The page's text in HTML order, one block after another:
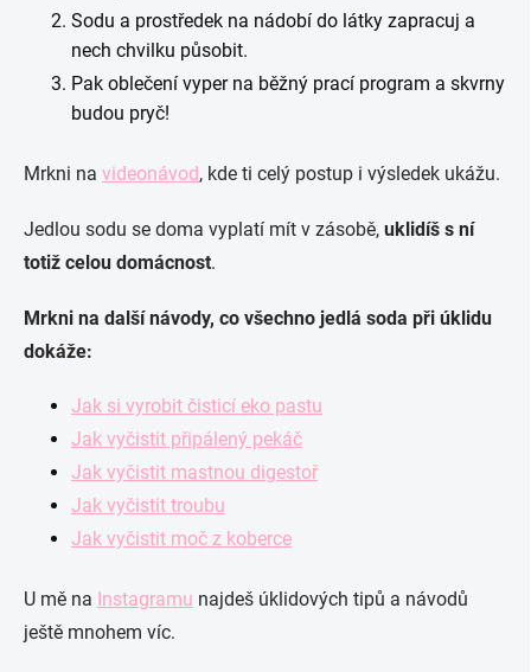
Sodu a prostředek na nádobí do látky zapracuj a
nech chvilku působit.
Pak oblečení vyper na běžný prací program a skvrny
budou pryč!
Mrkni na videonávod, kde ti celý postup i výsledek ukážu.
Jedlou sodu se doma vyplatí mít v zásobě, uklidíš s ní
totiž celou domácnost.
Mrkni na další návody, co všechno jedlá soda při úklidu
dokáže:
Jak si vyrobit čisticí eko pastu
Jak vyčistit připálený pekáč
Jak vyčistit mastnou digestoř
Jak vyčistit troubu
Jak vyčistit moč z koberce
U mě na Instagramu najdeš úklidových tipů a návodů
ještě mnohem víc.